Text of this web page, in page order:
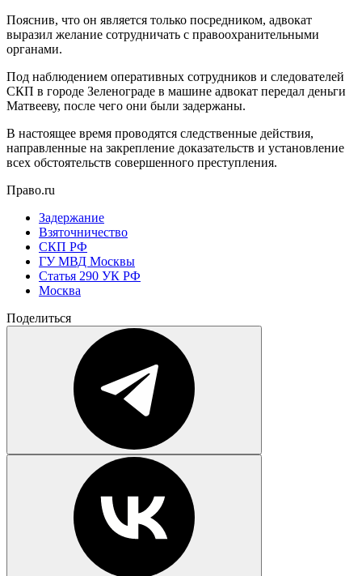
Пояснив, что он является только посредником, адвокат
выразил желание сотрудничать с правоохранительными
органами.
Под наблюдением оперативных сотрудников и следователей
СКП в городе Зеленограде в машине адвокат передал деньги
Матвееву, после чего они были задержаны.
В настоящее время проводятся следственные действия,
направленные на закрепление доказательств и установление
всех обстоятельств совершенного преступления.
Право.ru
Задержание
Взяточничество
СКП РФ
ГУ МВД Москвы
Статья 290 УК РФ
Москва
Поделиться